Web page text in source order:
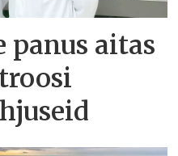
panus aitas